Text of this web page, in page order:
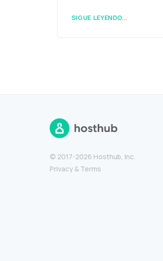
SIGUE LEYENDO...
© 2017-2026 Hosthub, Inc.
Privacy & Terms